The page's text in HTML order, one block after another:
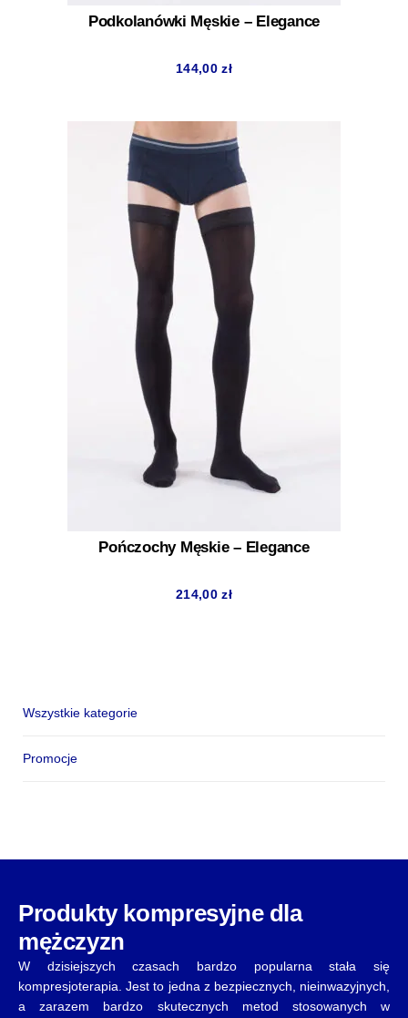
Podkolanówki Męskie – Elegance
144,00zł
Pończochy Męskie – Elegance
214,00zł
Wszystkie kategorie
Promocje
Produkty kompresyjne dla
mężczyzn
W dzisiejszych czasach bardzo popularna stała się
kompresjoterapia. Jest to jedna z bezpiecznych, nieinwazyjnych,
a zarazem bardzo skutecznych metod stosowanych w